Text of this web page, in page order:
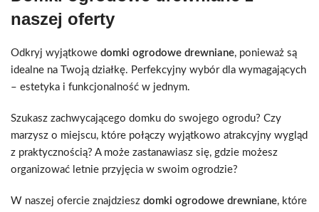
naszej oferty
Odkryj wyjątkowe domki ogrodowe drewniane, ponieważ są
idealne na Twoją działkę. Perfekcyjny wybór dla wymagających
– estetyka i funkcjonalność w jednym.
Szukasz zachwycającego domku do swojego ogrodu? Czy
marzysz o miejscu, które połączy wyjątkowo atrakcyjny wygląd
z praktycznością? A może zastanawiasz się, gdzie możesz
organizować letnie przyjęcia w swoim ogrodzie?
W naszej ofercie znajdziesz domki ogrodowe drewniane, które